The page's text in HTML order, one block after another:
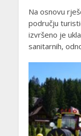
Na osnovu
području
izvršeno je
sanitarnih,